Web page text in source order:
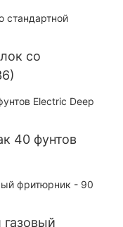
со
40 фунтов